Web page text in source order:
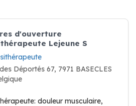
d'ouverture
Lejeune S
Déportés 67, 7971 BASECLES
douleur musculaire,